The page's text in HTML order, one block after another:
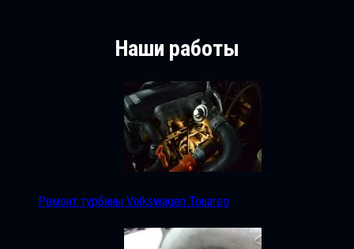
Наши работы
Ремонт турбины Volkswagen Touareg